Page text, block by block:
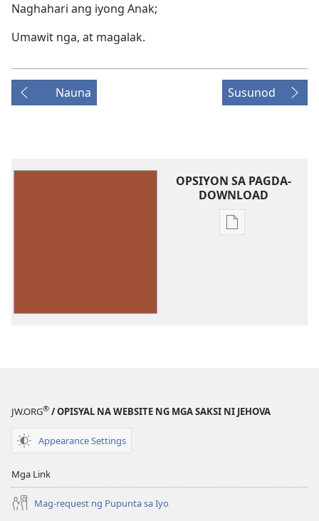
Naghahari ang iyong Anak;
Umawit nga, at magalak.
Nauna Susunod
OPSIYON SA PAGDA-
DOWNLOAD
Opsiyon
Jehova
JW.ORG® / OPISYAL NA WEBSITE NG MGA SAKSI NI JEHOVA
Appearance Settings
Mga Link
Mag-request ng Pupunta sa Iyo